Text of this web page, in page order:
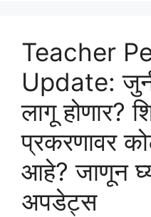
Teacher
Update:
लागू होणार?
प्रकरणावर
आहे? जाणून
अपडेट्स